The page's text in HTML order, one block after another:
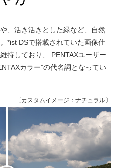
、活き活きとした緑など、自然
*ist DSで搭載されていた画像仕
持しており、 PENTAXユーザー
カラー”の代名詞となってい
〔カスタムイメージ：ナチュラル〕